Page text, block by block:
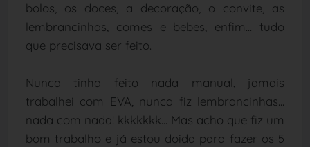
bolos, os doces, a decoração, o convite, as
lembrancinhas, comes e bebes, enfim... tudo
que precisava ser feito.
Nunca tinha feito nada manual, jamais
trabalhei com EVA, nunca fiz lembrancinhas...
nada com nada! kkkkkkk... Mas acho que fiz um
bom trabalho e já estou doida para fazer os 5